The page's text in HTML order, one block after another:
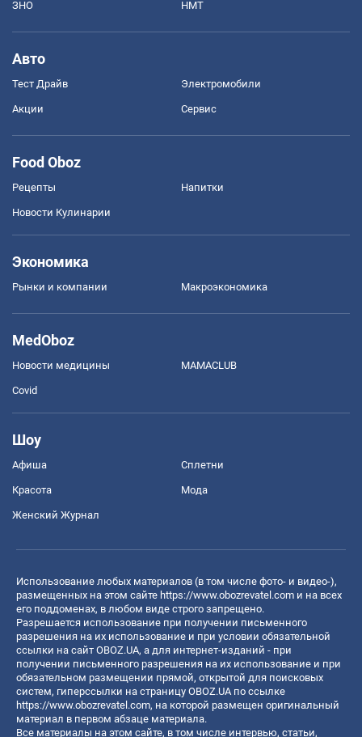
ЗНО НМТ
Авто
Тест Драйв Электромобили
Акции Сервис
Food Oboz
Рецепты Напитки
Новости Кулинарии
Экономика
Рынки и компании Mакроэкономика
MedOboz
Новости медицины MAMACLUB
Covid
Шоу
Афиша Сплетни
Красота Мода
Женский Журнал
Использование любых материалов (в том числе фото- и видео-),
размещенных на этом сайте https://www.obozrevatel.com и на всех
его поддоменах, в любом виде строго запрещено.
Разрешается использование при получении письменного
разрешения на их использование и при условии обязательной
ссылки на сайт OBOZ.UA, а для интернет-изданий - при
получении письменного разрешения на их использование и при
обязательном размещении прямой, открытой для поисковых
систем, гиперссылки на страницу OBOZ.UA по ссылке
https://www.obozrevatel.com, на которой размещен оригинальный
материал в первом абзаце материала.
Все материалы на этом сайте, в том числе интервью, статьи,